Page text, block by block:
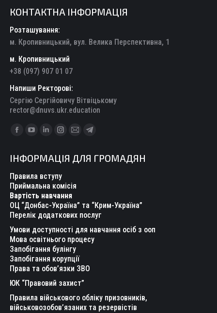
КОНТАКТНА ІНФОРМАЦІЯ
Розташування:
м. Кропивницький, вул. Велика Перспективна, 1
м. Кропивницький
+38 (097) 907 01 07
Напиши Ректорові:
Сергію Сергійовичу Вітвіцькому
rector@dnuvs.ukr.education
Find us on:
Facebook
opens
in
new
window
YouTube
opens
in
new
window
Linkedin
opens
in
new
window
Instagram
opens
in
new
window
Mail
opens
new
Telegram
opens
ІНФОРМАЦІЯ ДЛЯ ГРОМАДЯН
Правила вступу
Приймальна комісія
Вартість навчання
ОЦ “Донбас-Україна” та “Крим-Україна”
Перелік додаткових послуг
Умови доступності для навчання осіб з ооп
Мова освітнього процесу
Запобігання булінгу
Запобігання корупції
Права та обов’язки ЗВО
ЮК “Правовий захист”
Правила військового обліку призовників,
військовозобов’язаних та резервістів